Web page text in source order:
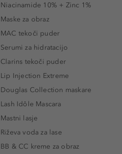
Niacinamide 10% + Zinc 1%
Maske za obraz
MAC tekoči puder
Serumi za hidratacijo
Clarins tekoči puder
Lip Injection Extreme
Douglas Collection maskare
Lash Idôle Mascara
Mastni lasje
Riževa voda za lase
BB & CC kreme za obraz